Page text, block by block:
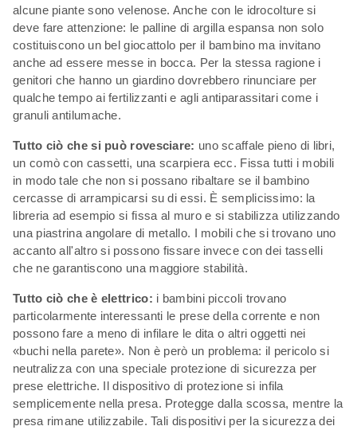
alcune piante sono velenose. Anche con le idrocolture si
deve fare attenzione: le palline di argilla espansa non solo
costituiscono un bel giocattolo per il bambino ma invitano
anche ad essere messe in bocca. Per la stessa ragione i
genitori che hanno un giardino dovrebbero rinunciare per
qualche tempo ai fertilizzanti e agli antiparassitari come i
granuli antilumache.
Tutto ciò che si può rovesciare: uno scaffale pieno di libri,
un comò con cassetti, una scarpiera ecc. Fissa tutti i mobili
in modo tale che non si possano ribaltare se il bambino
cercasse di arrampicarsi su di essi. È semplicissimo: la
libreria ad esempio si fissa al muro e si stabilizza utilizzando
una piastrina angolare di metallo. I mobili che si trovano uno
accanto all'altro si possono fissare invece con dei tasselli
che ne garantiscono una maggiore stabilità.
Tutto ciò che è elettrico: i bambini piccoli trovano
particolarmente interessanti le prese della corrente e non
possono fare a meno di infilare le dita o altri oggetti nei
«buchi nella parete». Non è però un problema: il pericolo si
neutralizza con una speciale protezione di sicurezza per
prese elettriche. Il dispositivo di protezione si infila
semplicemente nella presa. Protegge dalla scossa, mentre la
presa rimane utilizzabile. Tali dispositivi per la sicurezza dei